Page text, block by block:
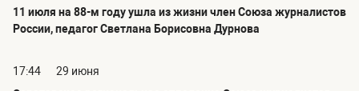
11 июля на 88-м году ушла из жизни член Союза журналистов
России, педагог Светлана Борисовна Дурнова
17:44
29 июня